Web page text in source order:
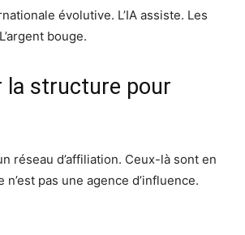
évolutive. L’IA assiste. Les
bouge.
la structure pour
réseau d’affiliation. Ceux-là sont en
pas une agence d’influence.